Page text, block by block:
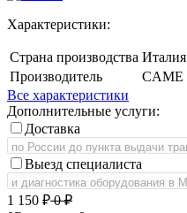
Характеристики:
Страна производства Италия
Производитель
CAME
Все характеристики
Дополнительные услуги:
Доставка
Выезд специалиста
1 150 ₽0₽